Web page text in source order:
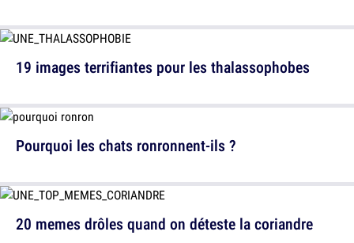
19 images terrifiantes pour les thalassophobes
20 memes drôles quand on déteste la coriandre
Pourquoi les chats ronronnent-ils ?